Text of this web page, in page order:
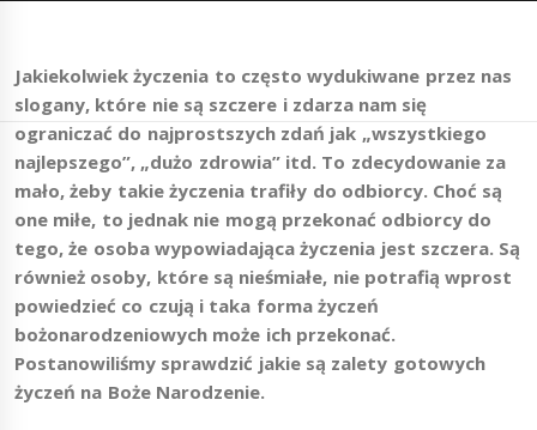
Jakiekolwiek życzenia to często wydukiwane przez nas
slogany, które nie są szczere i zdarza nam się
ograniczać do najprostszych zdań jak „wszystkiego
najlepszego”, „dużo zdrowia” itd. To zdecydowanie za
mało, żeby takie życzenia trafiły do odbiorcy. Choć są
one miłe, to jednak nie mogą przekonać odbiorcy do
tego, że osoba wypowiadająca życzenia jest szczera. Są
również osoby, które są nieśmiałe, nie potrafią wprost
powiedzieć co czują i taka forma życzeń
bożonarodzeniowych może ich przekonać.
Postanowiliśmy sprawdzić jakie są zalety gotowych
życzeń na Boże Narodzenie.